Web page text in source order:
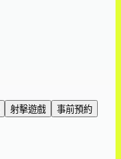
射擊遊戲 事前預約